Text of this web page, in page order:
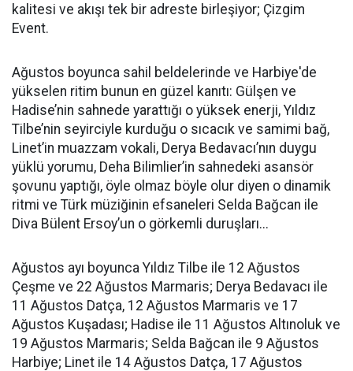
kalitesi ve akışı tek bir adreste birleşiyor; Çizgim
Event.
Ağustos boyunca sahil beldelerinde ve Harbiye'de
yükselen ritim bunun en güzel kanıtı: Gülşen ve
Hadise’nin sahnede yarattığı o yüksek enerji, Yıldız
Tilbe’nin seyirciyle kurduğu o sıcacık ve samimi bağ,
Linet’in muazzam vokali, Derya Bedavacı’nın duygu
yüklü yorumu, Deha Bilimlier’in sahnedeki asansör
şovunu yaptığı, öyle olmaz böyle olur diyen o dinamik
ritmi ve Türk müziğinin efsaneleri Selda Bağcan ile
Diva Bülent Ersoy’un o görkemli duruşları...
Ağustos ayı boyunca Yıldız Tilbe ile 12 Ağustos
Çeşme ve 22 Ağustos Marmaris; Derya Bedavacı ile
11 Ağustos Datça, 12 Ağustos Marmaris ve 17
Ağustos Kuşadası; Hadise ile 11 Ağustos Altınoluk ve
19 Ağustos Marmaris; Selda Bağcan ile 9 Ağustos
Harbiye; Linet ile 14 Ağustos Datça, 17 Ağustos